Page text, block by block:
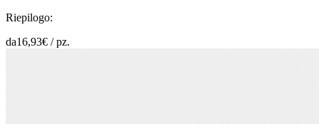
Riepilogo:
da16,93€ /pz.